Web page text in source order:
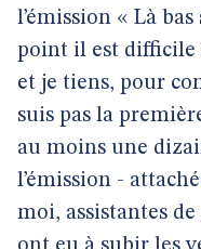
l’émission « Là bas
point il est difficile
et je tiens, pour
suis pas la
au moins une
l’émission -
moi, assistantes